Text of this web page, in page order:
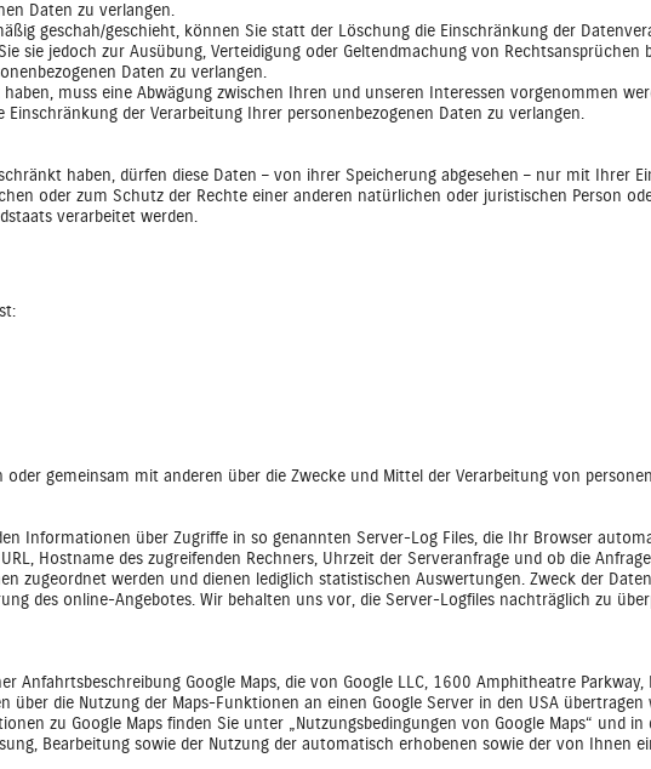
Daten zu verlangen.
geschah/geschieht, können Sie statt der Löschung die Einschränkung der
sie jedoch zur Ausübung, Verteidigung oder Geltendmachung von Rechtsansprüchen
Daten zu verlangen.
haben, muss eine Abwägung zwischen Ihren und unseren Interessen vorgenommen
der Verarbeitung Ihrer personenbezogenen Daten zu verlangen.
haben, dürfen diese Daten – von ihrer Speicherung abgesehen – nur mit Ihrer
oder zum Schutz der Rechte einer anderen natürlichen oder juristischen Person
verarbeitet werden.
gemeinsam mit anderen über die Zwecke und Mittel der Verarbeitung von
Informationen über Zugriffe in so genannten Server-Log Files, die Ihr Browser
Hostname des zugreifenden Rechners, Uhrzeit der Serveranfrage und ob die
zugeordnet werden und dienen lediglich statistischen Auswertungen. Zweck der
des online-Angebotes. Wir behalten uns vor, die Server-Logfiles nachträglich zu
Anfahrtsbeschreibung Google Maps, die von Google LLC, 1600 Amphitheatre Parkway,
die Nutzung der Maps-Funktionen an einen Google Server in den USA
zu Google Maps finden Sie unter „Nutzungsbedingungen von Google Maps“ und
Bearbeitung sowie der Nutzung der automatisch erhobenen sowie der von Ihnen